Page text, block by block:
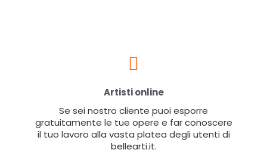
Artisti online
Se sei nostro cliente puoi esporre
gratuitamente le tue opere e far conoscere
il tuo lavoro alla vasta platea degli utenti di
bellearti.it.